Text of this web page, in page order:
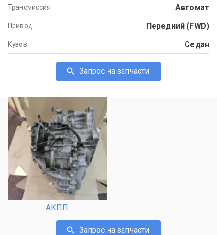
Трансмиссия Автомат
Привод Передний (FWD)
Кузов Седан
Запрос на запчасти
АКПП
Запрос на запчасти